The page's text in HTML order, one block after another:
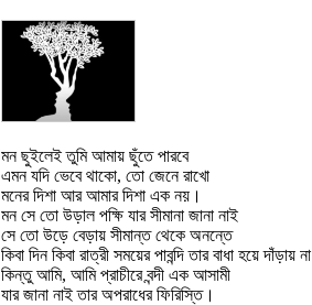
মন ছুইলেই তুমি আমায় ছুঁতে পারবে
এমন যদি ভেবে থাকো, তো জেনে রাখো
মনের দিশা আর আমার দিশা এক নয়।
মন সে তো উড়াল পক্ষি যার সীমানা জানা নাই
সে তো উড়ে বেড়ায় সীমান্ত থেকে অনন্তে
কিবা দিন কিবা রাত্রী সময়ের পাবন্দি তার বাধা হয়ে দাঁড়ায় না
কিন্তু আমি, আমি প্রাচীরে বন্দী এক আসামী
যার জানা নাই তার অপরাধের ফিরিস্তি।